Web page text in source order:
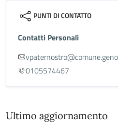
PUNTI DI CONTATTO
Contatti Personali
0105574467
Ultimo aggiornamento